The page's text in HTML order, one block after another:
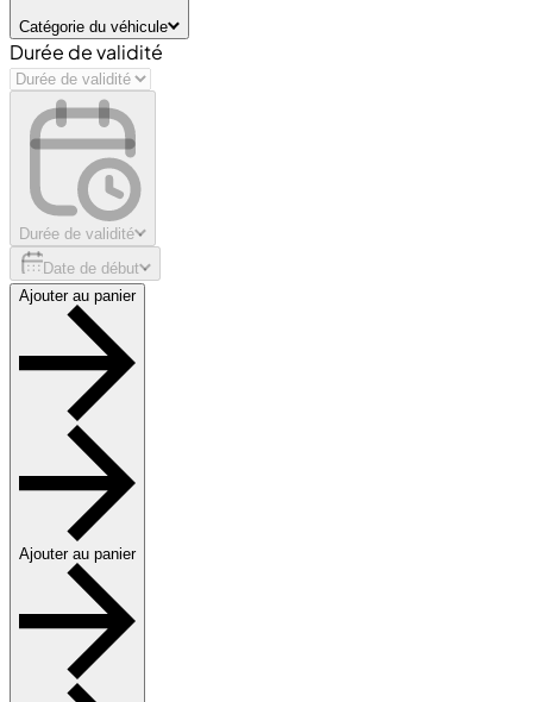
Catégorie du véhicule
Durée de validité
Durée de validité
Date de début
Ajouter au panier
Ajouter au panier